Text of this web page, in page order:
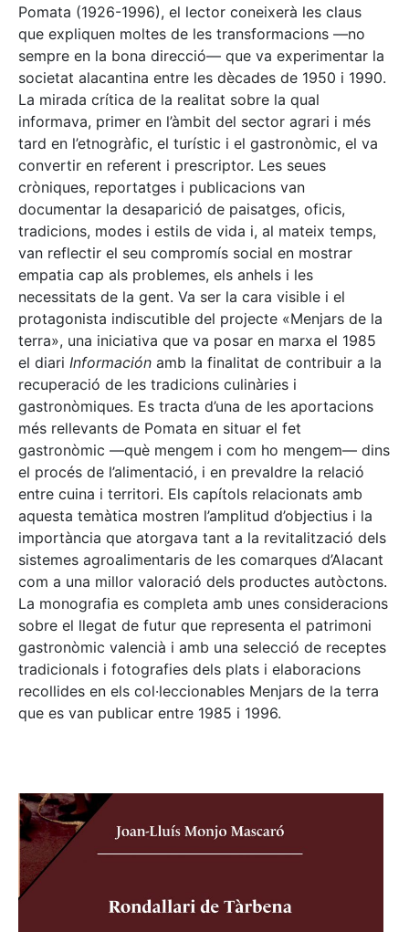
Pomata (1926-1996), el lector coneixerà les claus
que expliquen moltes de les transformacions —no
sempre en la bona direcció— que va experimentar la
societat alacantina entre les dècades de 1950 i 1990.
La mirada crítica de la realitat sobre la qual
informava, primer en l’àmbit del sector agrari i més
tard en l’etnogràfic, el turístic i el gastronòmic, el va
convertir en referent i prescriptor. Les seues
cròniques, reportatges i publicacions van
documentar la desaparició de paisatges, oficis,
tradicions, modes i estils de vida i, al mateix temps,
van reflectir el seu compromís social en mostrar
empatia cap als problemes, els anhels i les
necessitats de la gent. Va ser la cara visible i el
protagonista indiscutible del projecte «Menjars de la
terra», una iniciativa que va posar en marxa el 1985
el diari Información amb la finalitat de contribuir a la
recuperació de les tradicions culinàries i
gastronòmiques. Es tracta d’una de les aportacions
més rellevants de Pomata en situar el fet
gastronòmic —què mengem i com ho mengem— dins
el procés de l’alimentació, i en prevaldre la relació
entre cuina i territori. Els capítols relacionats amb
aquesta temàtica mostren l’amplitud d’objectius i la
importància que atorgava tant a la revitalització dels
sistemes agroalimentaris de les comarques d’Alacant
com a una millor valoració dels productes autòctons.
La monografia es completa amb unes consideracions
sobre el llegat de futur que representa el patrimoni
gastronòmic valencià i amb una selecció de receptes
tradicionals i fotografies dels plats i elaboracions
recollides en els col·leccionables Menjars de la terra
que es van publicar entre 1985 i 1996.